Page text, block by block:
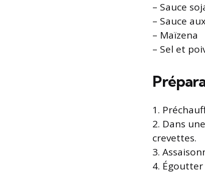
– Sauce
– Sauce
– Maïzena
– Sel et
1.
2. Dans
crevettes.
3.
4.